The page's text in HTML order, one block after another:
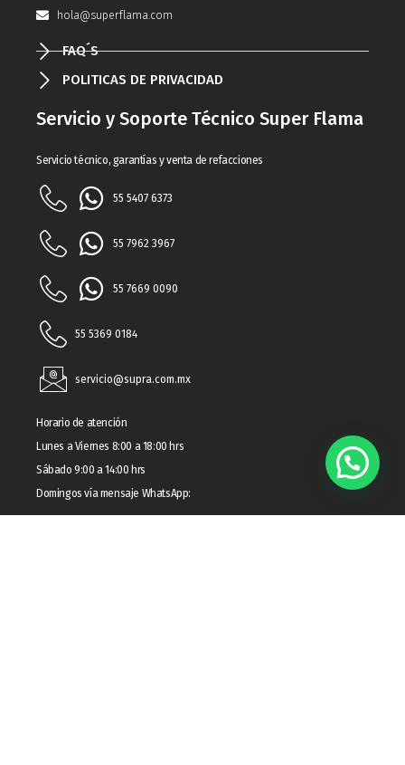
hola@superflama.com
FAQ´S
POLITICAS DE PRIVACIDAD
Servicio y Soporte Técnico Super Flama
Servicio técnico, garantías y venta de refacciones
55 5407 6373
55 7962 3967​
55 7669 0090
55 5369 0184
servicio@supra.com.mx
Horario de atención
Lunes a Viernes 8:00 a 18:00 hrs
Sábado 9:00 a 14:00 hrs
Domingos vía mensaje WhatsApp: